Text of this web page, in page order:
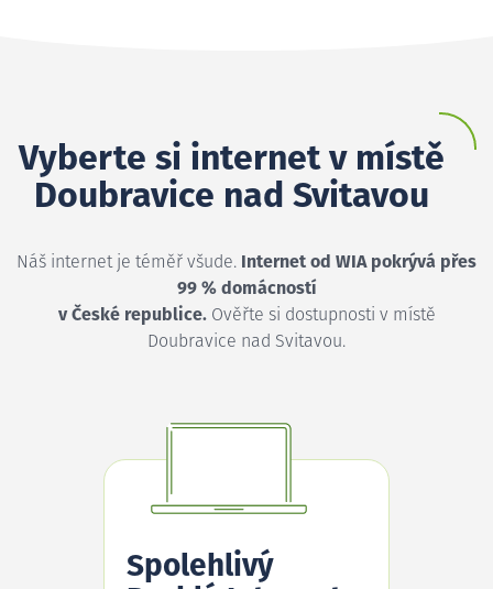
Vyberte si internet v místě
Doubravice nad Svitavou
Náš internet je téměř všude. Internet od WIA pokrývá přes
99 % domácností
v České republice.Ověřte si dostupnosti v místě
Doubravice nad Svitavou.
Spolehlivý